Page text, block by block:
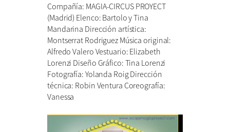
Compañía: MAGIA-CIRCUS PROYECT
(Madrid) Elenco: Bartolo y Tina
Mandarina Dirección artística:
Montserrat Rodriguez Música original:
Alfredo Valero Vestuario: Elizabeth
Lorenzi Diseño Gráfico: Tina Lorenzi
Fotografía: Yolanda Roig Dirección
técnica: Robin Ventura Coreografía:
Vanessa